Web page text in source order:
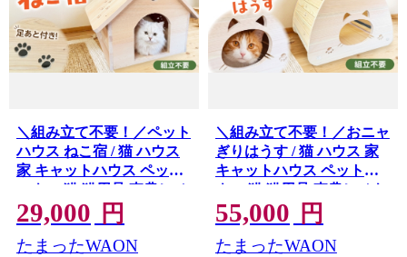
＼組み立て不要！／ペット
ハウス ねこ宿 / 猫 ハウス
家 キャットハウス ペット
ハウス 猫 猫用品 東農ヒノ
キ 檜 桧 ひのき ヒノキ か
わいい 愛猫 インテリア 木
製 ペット ペット用品 岐阜
29,000 円
たまったWAON
＼組み立て不要！／おニャ
ぎりはうす / 猫 ハウス 家
キャットハウス ペットハ
ウス 猫 猫用品 東農ヒノキ
檜 桧 ひのき ヒノキ かわい
い 愛猫 インテリア 木製 ペ
ット ペット用品 岐阜県 白
55,000 円
たまったWAON